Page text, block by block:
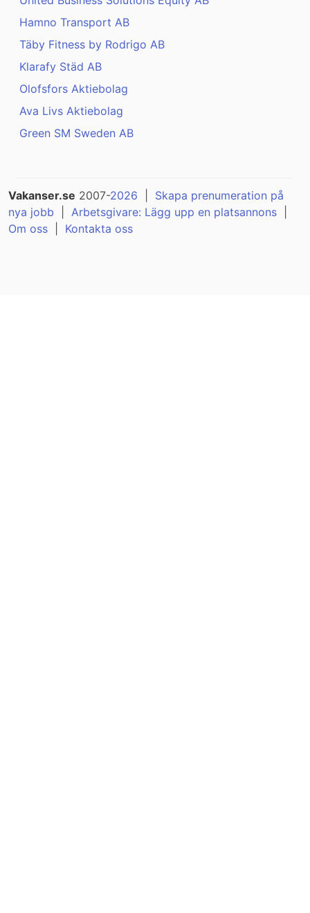
Hamno Transport AB
Täby Fitness by Rodrigo AB
Klarafy Städ AB
Olofsfors Aktiebolag
Ava Livs Aktiebolag
Green SM Sweden AB
Vakanser.se 2007-2026
Skapa prenumeration på
nya jobb
Arbetsgivare: Lägg upp en platsannons
Om oss
Kontakta oss